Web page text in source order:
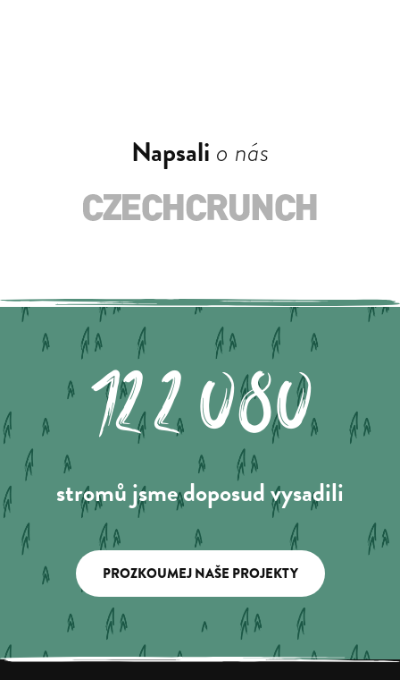
Napsali o nás
122.080
stromů jsme doposud vysadili
PROZKOUMEJ NAŠE PROJEKTY